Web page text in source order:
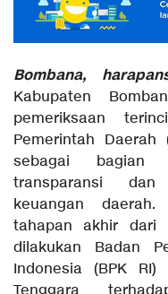
Bombana,
Kabupaten
pemeriksaan
Pemerintah Daerah
sebagai bagian
transparansi dan
keuangan
tahapan akhir dari
dilakukan Badan
Indonesia (BPK RI)